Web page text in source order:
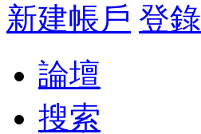
新建帳戶 登錄
論壇
搜索